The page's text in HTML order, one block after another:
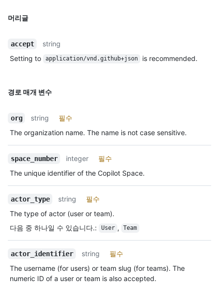
머리글
accept
string
Setting to
application/vnd.github+json is recommended.
경로 매개 변수
org string
필수
The organization name. The name is not case sensitive.
space_number integer
필수
The unique identifier of the Copilot Space.
actor_type string
필수
The type of actor (user or team).
다음 중 하나일 수 있습니다.: User , Team
actor_identifier string
필수
The username (for users) or team slug (for teams). The
numeric ID of a user or team is also accepted.